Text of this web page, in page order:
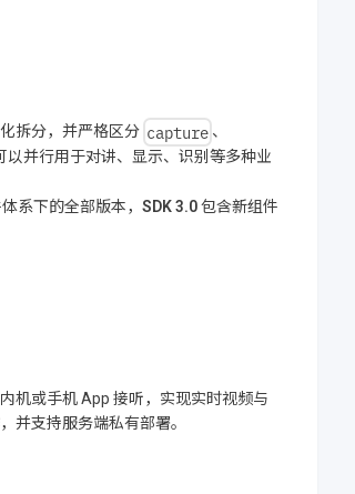
拆分，并严格区分 capture 、
并行用于对讲、显示、识别等多种业
系下的全部版本， SDK 3.0包含新组件
机或手机 App 接听，实现实时视频与
并支持服务端私有部署。